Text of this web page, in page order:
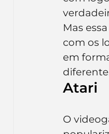
Mas
com os
em
Atari
O